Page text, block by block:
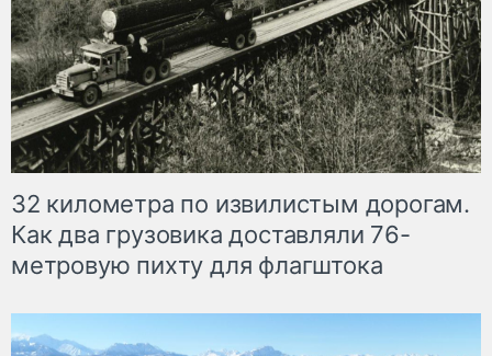
32 километра по извилистым дорогам.
Как два грузовика доставляли 76-
метровую пихту для флагштока